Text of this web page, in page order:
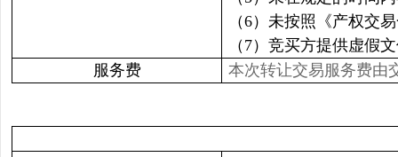
（6）未按照《产权交
（7）竞买方提供虚假
服务费
本次转让交易服务费由